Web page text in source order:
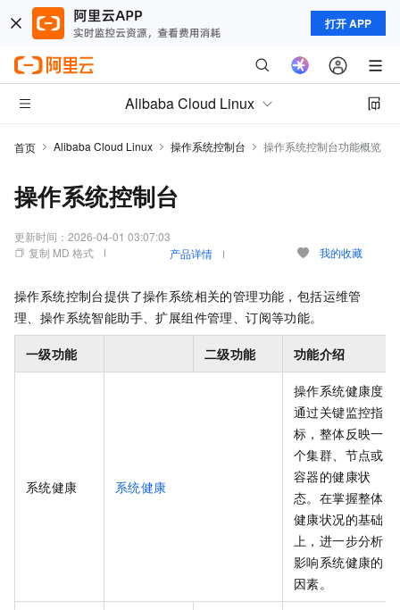
打开 APP
Alibaba Cloud Linux
首页 Alibaba Cloud Linux 操作系统控制台 操作系统控制台功能概览
操作系统控制台
更新时间： 2026-04-01 03:07:03
复制 MD 格式
产品详情 我的收藏
操作系统控制台提供了操作系统相关的管理功能，包括运维管
理、操作系统智能助手、扩展组件管理、订阅等功能。
一级功能 二级功能 功能介绍
系统健康 系统健康
操作系统健康度
通过关键监控指
标，整体反映一
个集群、节点或
容器的健康状
态。在掌握整体
健康状况的基础
上，进一步分析
影响系统健康的
因素。